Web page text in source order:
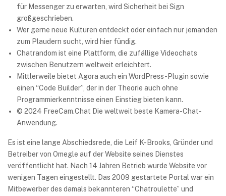
für Messenger zu erwarten, wird Sicherheit bei Sign
großgeschrieben.
Wer gerne neue Kulturen entdeckt oder einfach nur jemanden
zum Plaudern sucht, wird hier fündig.
Chatrandom ist eine Plattform, die zufällige Videochats
zwischen Benutzern weltweit erleichtert.
Mittlerweile bietet Agora auch ein WordPress-Plugin sowie
einen “Code Builder”, der in der Theorie auch ohne
Programmierkenntnisse einen Einstieg bieten kann.
© 2024 FreeCam.Chat Die weltweit beste Kamera-Chat-
Anwendung.
Es ist eine lange Abschiedsrede, die Leif K-Brooks, Gründer und
Betreiber von Omegle auf der Website seines Dienstes
veröffentlicht hat. Nach 14 Jahren Betrieb wurde Website vor
wenigen Tagen eingestellt. Das 2009 gestartete Portal war ein
Mitbewerber des damals bekannteren “Chatroulette” und